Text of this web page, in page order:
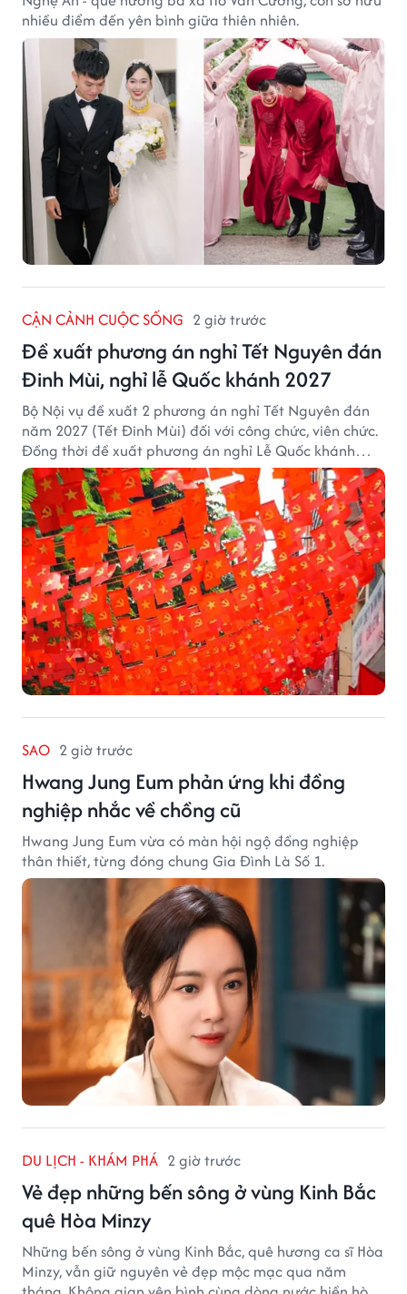
nhiều điểm đến yên bình giữa thiên nhiên.
CẬN CẢNH CUỘC SỐNG 2 giờ trước
Đề xuất phương án nghỉ Tết Nguyên đán
Đinh Mùi, nghỉ lễ Quốc khánh 2027
Bộ Nội vụ đề xuất 2 phương án nghỉ Tết Nguyên đán
năm 2027 (Tết Đinh Mùi) đối với công chức, viên chức.
Đồng thời đề xuất phương án nghỉ Lễ Quốc khánh
năm 2027 với 4 ngày nghỉ liên tục.
SAO 2 giờ trước
Hwang Jung Eum phản ứng khi đồng
nghiệp nhắc về chồng cũ
Hwang Jung Eum vừa có màn hội ngộ đồng nghiệp
thân thiết, từng đóng chung Gia Đình Là Số 1.
DU LỊCH - KHÁM PHÁ 2 giờ trước
Vẻ đẹp những bến sông ở vùng Kinh Bắc
quê Hòa Minzy
Những bến sông ở vùng Kinh Bắc, quê hương ca sĩ Hòa
Minzy, vẫn giữ nguyên vẻ đẹp mộc mạc qua năm